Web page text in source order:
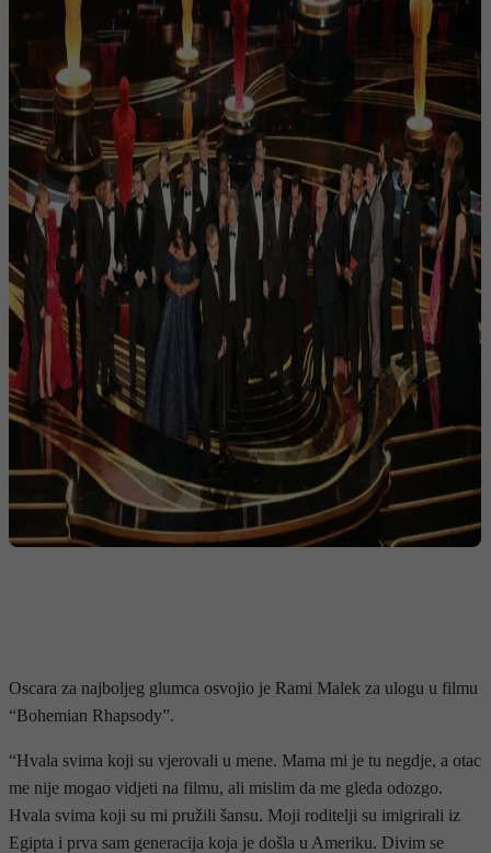
Oscara za najboljeg glumca osvojio je Rami Malek za ulogu u filmu
“Bohemian Rhapsody”.
“Hvala svima koji su vjerovali u mene. Mama mi je tu negdje, a otac
me nije mogao vidjeti na filmu, ali mislim da me gleda odozgo.
Hvala svima koji su mi pružili šansu. Moji roditelji su imigrirali iz
Egipta i prva sam generacija koja je došla u Ameriku. Divim se